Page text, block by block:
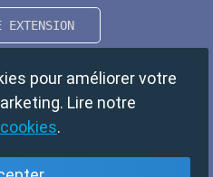
pour améliorer votre
Lire notre
.